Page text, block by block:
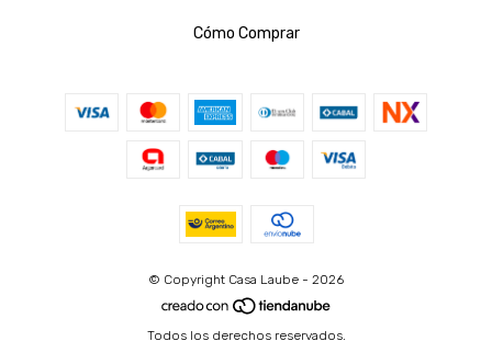
Cómo Comprar
© Copyright Casa Laube - 2026
Todos los derechos reservados.